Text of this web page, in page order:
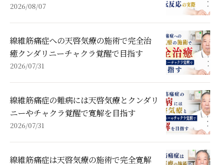
2026/08/07
線維筋痛症への天啓気療の施術で完全治
癒クンダリニーチャクラ覚醒で目指す
2026/07/31
線維筋痛症の難病には天啓気療とクンダリ
ニーやチャクラ覚醒で寛解を目指す
2026/07/31
線維筋痛症は天啓気療の施術で完全寛解